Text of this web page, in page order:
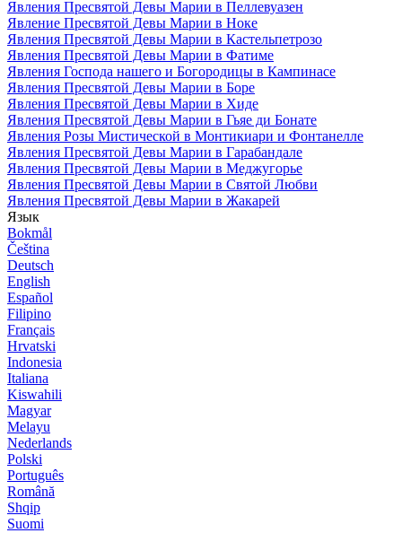
Явления Пресвятой Девы Марии в Пеллевуазен
Явление Пресвятой Девы Марии в Ноке
Явления Пресвятой Девы Марии в Кастельпетрозо
Явления Пресвятой Девы Марии в Фатиме
Явления Господа нашего и Богородицы в Кампинасе
Явления Пресвятой Девы Марии в Боре
Явления Пресвятой Девы Марии в Хиде
Явления Пресвятой Девы Марии в Гьяе ди Бонате
Явления Розы Мистической в Монтикиари и Фонтанелле
Явления Пресвятой Девы Марии в Гарабандале
Явления Пресвятой Девы Марии в Меджугорье
Явления Пресвятой Девы Марии в Святой Любви
Явления Пресвятой Девы Марии в Жакарей
Язык
Bokmål
Čeština
Deutsch
English
Español
Filipino
Français
Hrvatski
Indonesia
Italiana
Kiswahili
Magyar
Melayu
Nederlands
Polski
Português
Română
Shqip
Suomi